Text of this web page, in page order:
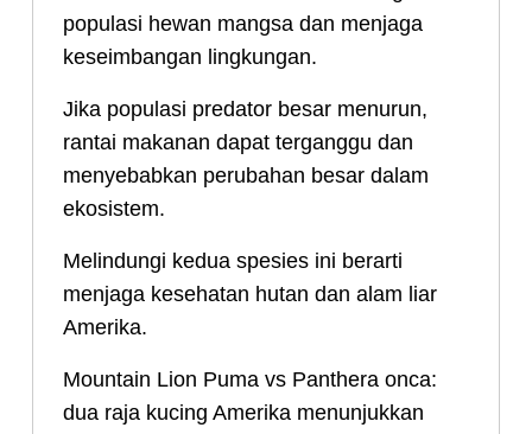
populasi hewan mangsa dan menjaga
keseimbangan lingkungan.
Jika populasi predator besar menurun,
rantai makanan dapat terganggu dan
menyebabkan perubahan besar dalam
ekosistem.
Melindungi kedua spesies ini berarti
menjaga kesehatan hutan dan alam liar
Amerika.
Mountain Lion Puma vs Panthera onca:
dua raja kucing Amerika menunjukkan